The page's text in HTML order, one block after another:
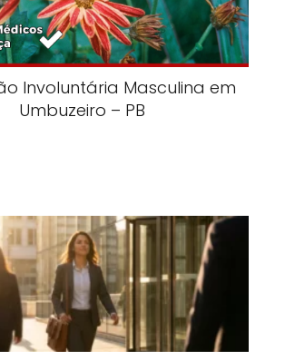
Involuntária Masculina em
Umbuzeiro – PB